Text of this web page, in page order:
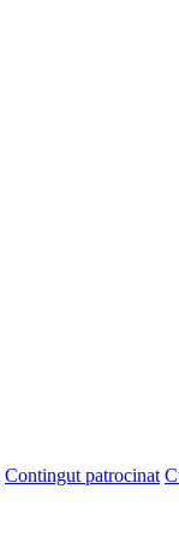
Contingut patrocinat